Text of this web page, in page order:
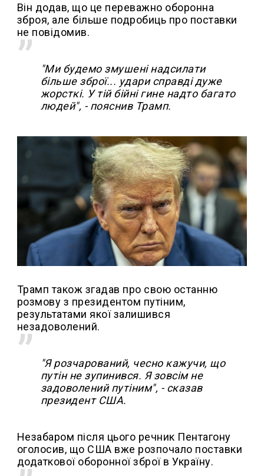
Він додав, що це переважно оборонна
зброя, але більше подробиць про поставки
не повідомив.
"Ми будемо змушені надсилати
більше зброї... удари справді дуже
жорсткі. У тій бійні гине надто багато
людей", - пояснив Трамп.
Трамп також згадав про свою останню
розмову з президентом путіним,
результатами якої залишився
незадоволений.
"Я розчарований, чесно кажучи, що
путін не зупинився. Я зовсім не
задоволений путіним", - сказав
президент США.
Незабаром після цього речник Пентагону
оголосив, що США вже розпочало поставки
додаткової оборонної зброї в Україну.